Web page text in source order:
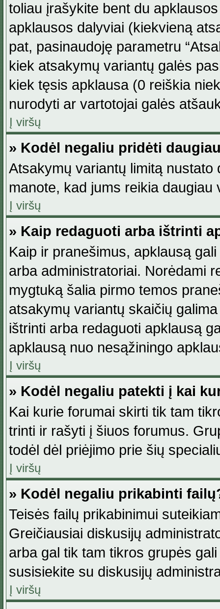
toliau įrašykite bent du
apklausos dalyviai (kiekvieną
pat, pasinaudoję parametru
kiek atsakymų variantų galės
kiek tęsis apklausa (0 reiškia
nurodyti ar vartotojai galės
Į viršų
» Kodėl negaliu pridėti
Atsakymų variantų limitą
manote, kad jums reikia daugiau
Į viršų
» Kaip redaguoti arba ištrinti
Kaip ir pranešimus, apklausą
arba administratoriai. Norėdami
mygtuką šalia pirmo temos
atsakymų variantų skaičių
ištrinti arba redaguoti apklausą
apklausą nuo nesąžiningo
Į viršų
» Kodėl negaliu patekti į kai
Kai kurie forumai skirti tik tam
trinti ir rašyti į šiuos forumus.
todėl dėl priėjimo prie šių
Į viršų
» Kodėl negaliu prikabinti
Teisės failų prikabinimui
Greičiausiai diskusijų
arba gal tik tam tikros grupės
susisiekite su diskusijų
Į viršų